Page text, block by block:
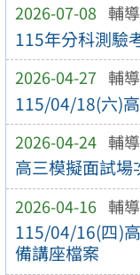
2026-07-08 輔
115年分科測驗
2026-04-27 輔
115/04/18(六)
2026-04-24 輔
高三模擬面試
2026-04-16 輔
115/04/16(四)
備講座檔案